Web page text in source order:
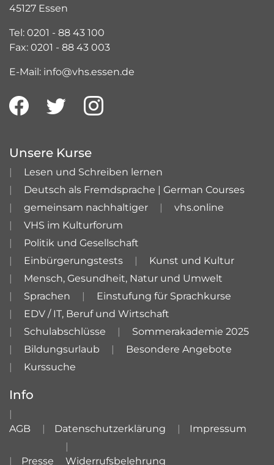
45127 Essen
Tel: 0201 - 88 43 100
Fax: 0201 - 88 43 003
E-Mail: info@vhs.essen.de
Unsere Kurse
Lesen und Schreiben lernen
Deutsch als Fremdsprache | German Courses
gemeinsam nachhaltiger
vhs.online
VHS im Kulturforum
Politik und Gesellschaft
Einbürgerungstests
Kunst und Kultur
Mensch, Gesundheit, Natur und Umwelt
Sprachen
Einstufung für Sprachkurse
EDV / IT, Beruf und Wirtschaft
Schulabschlüsse
Sommerakademie 2025
Bildungsurlaub
Besondere Angebote
Kurssuche
Info
AGB Datenschutzerklärung Impressum
Presse Widerrufsbelehrung